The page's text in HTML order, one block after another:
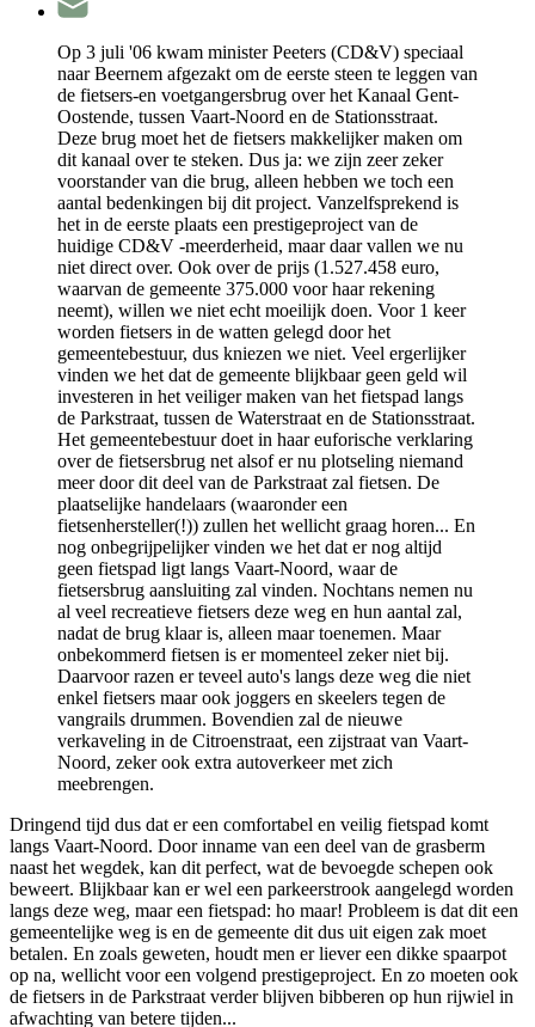
Op 3 juli '06 kwam minister Peeters (CD&V) speciaal
naar Beernem afgezakt om de eerste steen te leggen van
de fietsers-en voetgangersbrug over het Kanaal Gent-
Oostende, tussen Vaart-Noord en de Stationsstraat.
Deze brug moet het de fietsers makkelijker maken om
dit kanaal over te steken. Dus ja: we zijn zeer zeker
voorstander van die brug, alleen hebben we toch een
aantal bedenkingen bij dit project. Vanzelfsprekend is
het in de eerste plaats een prestigeproject van de
huidige CD&V -meerderheid, maar daar vallen we nu
niet direct over. Ook over de prijs (1.527.458 euro,
waarvan de gemeente 375.000 voor haar rekening
neemt), willen we niet echt moeilijk doen. Voor 1 keer
worden fietsers in de watten gelegd door het
gemeentebestuur, dus kniezen we niet. Veel ergerlijker
vinden we het dat de gemeente blijkbaar geen geld wil
investeren in het veiliger maken van het fietspad langs
de Parkstraat, tussen de Waterstraat en de Stationsstraat.
Het gemeentebestuur doet in haar euforische verklaring
over de fietsersbrug net alsof er nu plotseling niemand
meer door dit deel van de Parkstraat zal fietsen. De
plaatselijke handelaars (waaronder een
fietsenhersteller(!)) zullen het wellicht graag horen... En
nog onbegrijpelijker vinden we het dat er nog altijd
geen fietspad ligt langs Vaart-Noord, waar de
fietsersbrug aansluiting zal vinden. Nochtans nemen nu
al veel recreatieve fietsers deze weg en hun aantal zal,
nadat de brug klaar is, alleen maar toenemen. Maar
onbekommerd fietsen is er momenteel zeker niet bij.
Daarvoor razen er teveel auto's langs deze weg die niet
enkel fietsers maar ook joggers en skeelers tegen de
vangrails drummen. Bovendien zal de nieuwe
verkaveling in de Citroenstraat, een zijstraat van Vaart-
Noord, zeker ook extra autoverkeer met zich
meebrengen.
Dringend tijd dus dat er een comfortabel en veilig fietspad komt
langs Vaart-Noord. Door inname van een deel van de grasberm
naast het wegdek, kan dit perfect, wat de bevoegde schepen ook
beweert. Blijkbaar kan er wel een parkeerstrook aangelegd worden
langs deze weg, maar een fietspad: ho maar! Probleem is dat dit een
gemeentelijke weg is en de gemeente dit dus uit eigen zak moet
betalen. En zoals geweten, houdt men er liever een dikke spaarpot
op na, wellicht voor een volgend prestigeproject. En zo moeten ook
de fietsers in de Parkstraat verder blijven bibberen op hun rijwiel in
afwachting van betere tijden...